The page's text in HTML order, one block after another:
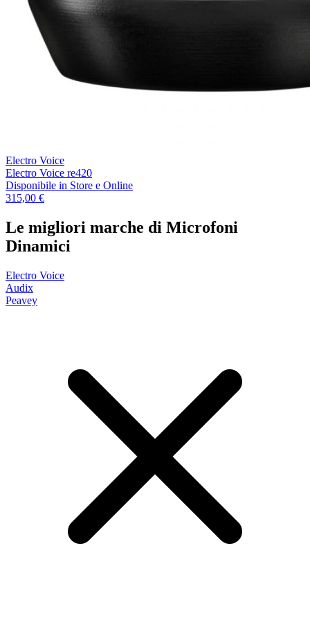
Electro Voice
Electro Voice re420
Disponibile in Store e Online
315,00 €
Le migliori marche di Microfoni
Dinamici
Electro Voice
Audix
Peavey